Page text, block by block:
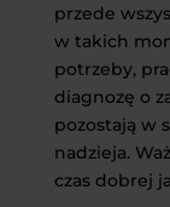
przede
w takich
potrzeby,
diagnozę o
pozostają w
nadzieja.
czas dobrej